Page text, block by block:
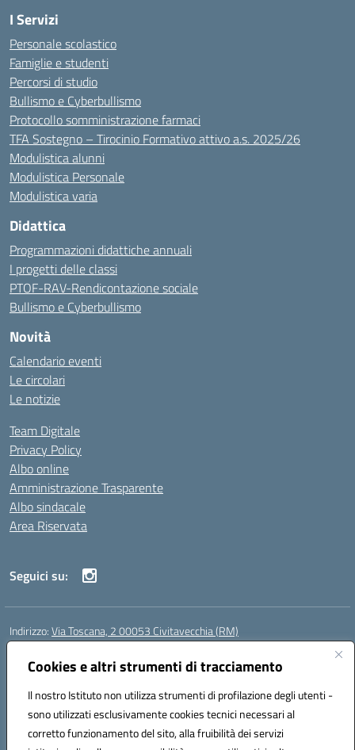
Cookies e altri strumenti di tracciamento
Il nostro Istituto non utilizza strumenti di profilazione degli utenti -
sono utilizzati esclusivamente cookies tecnici necessari al
corretto funzionamento del sito, alla fruibilità dei servizi
I Servizi
Personale scolastico
Famiglie e studenti
Percorsi di studio
Bullismo e Cyberbullismo
Protocollo somministrazione farmaci
TFA Sostegno – Tirocinio Formativo attivo a.s. 2025/26
Modulistica alunni
Modulistica Personale
Modulistica varia
Didattica
Programmazioni didattiche annuali
I progetti delle classi
PTOF-RAV-Rendicontazione sociale
Bullismo e Cyberbullismo
Novità
Calendario eventi
Le circolari
Le notizie
Team Digitale
Privacy Policy
Albo online
Amministrazione Trasparente
Albo sindacale
Area Riservata
Seguici su:
Indirizzo:Via Toscana, 2 00053 Civitavecchia (RM)
Centralino:
Posta elettronica certificata (PEC):rmic8b900g@pec.istruzione.it
Codice fiscale: 91038380589
Codice meccanografico:RMIC8B900G
Codice Indice delle Pubbliche Amministrazioni (IPA): istsc_rmic8b900g
Codice unico di fatturazione (CUF): UFP4NO